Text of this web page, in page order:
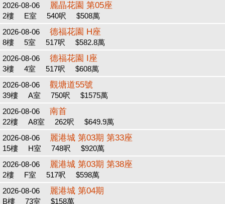
2026-08-06
麗晶花園 第05座
2樓 E室 540呎
$508萬
2026-08-06
德福花園 H座
8樓 5室 517呎
$582.8萬
2026-08-06
德福花園 I座
3樓 4室 517呎
$608萬
2026-08-06
觀塘道55號
39樓 A室 750呎
$1575萬
2026-08-06
南首
22樓 A8室 262呎
$649.9萬
2026-08-06
麗港城 第03期 第33座
15樓 H室 748呎
$920萬
2026-08-06
麗港城 第03期 第38座
2樓 F室 517呎
$598萬
2026-08-06
麗港城 第04期
B樓 73室 $158萬